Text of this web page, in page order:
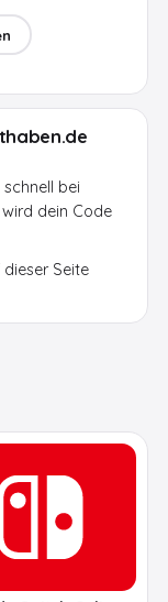
bei
dein Code
Seite